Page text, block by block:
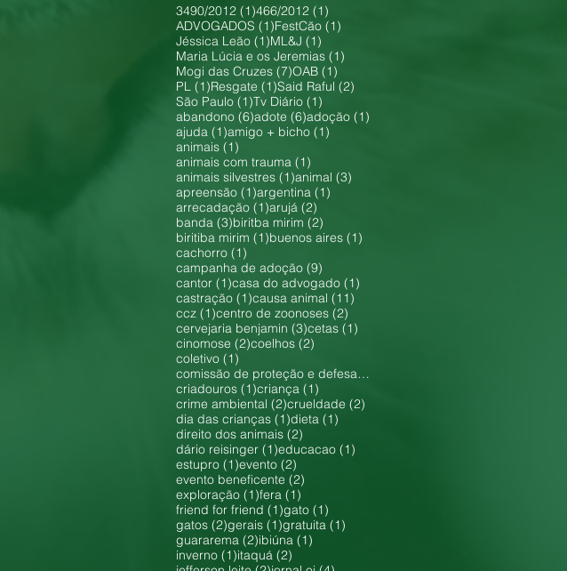
3490/2012 (1)1 post
466/2012 (1)
ADVOGADOS (1)1 post
FestCão (1)
Jéssica Leão (1)1 post
ML&J (1)
Maria Lúcia e os Jeremias (1)
Mogi das Cruzes (7)7 posts
OAB (1)
PL (1)1 post
Resgate (1)1 post
Said Raful (2)
São Paulo (1)1 post
Tv Diário (1)
abandono (6)6 posts
adote (6)6 posts
adoção (1)
ajuda (1)1 post
amigo + bicho (1)
animais (1)
animais com trauma (1)
animais silvestres (1)1 post
animal (3)
apreensão (1)1 post
argentina (1)
arrecadação (1)1 post
arujá (2)
banda (3)3 posts
biritba mirim (2)
biritiba mirim (1)1 post
buenos aires (1)
cachorro (1)
campanha de adoção (9)
cantor (1)1 post
casa do advogado (1)
castração (1)1 post
causa animal (11)
ccz (1)1 post
centro de zoonoses (2)
cervejaria benjamin (3)3 posts
cetas (1)
cinomose (2)2 posts
coelhos (2)
coletivo (1)
comissão de proteção e defesa dos animais
criadouros (1)1 post
criança (1)
crime ambiental (2)2 posts
crueldade (2)
dia das crianças (1)1 post
dieta (1)
direito dos animais (2)
dário reisinger (1)1 post
educacao (1)
estupro (1)1 post
evento (2)
evento beneficente (2)
exploração (1)1 post
fera (1)
friend for friend (1)1 post
gato (1)
gatos (2)2 posts
gerais (1)1 post
gratuita (1)
guararema (2)2 posts
ibiúna (1)
inverno (1)1 post
itaquá (2)